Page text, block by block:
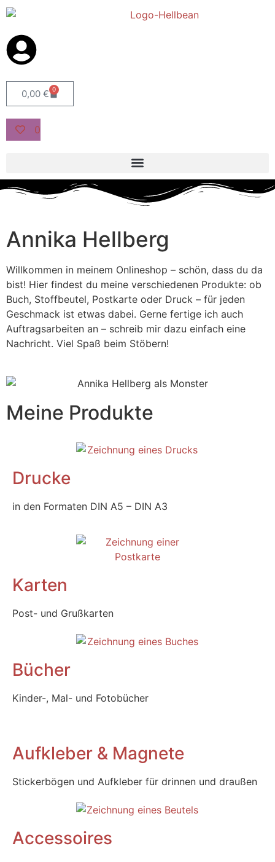
0,00 € 0
0
Annika Hellberg
Willkommen in meinem Onlineshop – schön, dass du da
bist! Hier findest du meine verschiedenen Produkte: ob
Buch, Stoffbeutel, Postkarte oder Druck – für jeden
Geschmack ist etwas dabei. Gerne fertige ich auch
Auftragsarbeiten an – schreib mir dazu einfach eine
Nachricht. Viel Spaß beim Stöbern!
Meine Produkte
Drucke
in den Formaten DIN A5 – DIN A3
Karten
Post- und Grußkarten
Bücher
Kinder-, Mal- und Fotobücher
Aufkleber & Magnete
Stickerbögen und Aufkleber für drinnen und draußen
Accessoires